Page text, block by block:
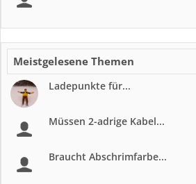
Meistgelesene Themen
Ladepunkte für...
Müssen 2-adrige Kabel...
Braucht Abschrimfarbe...